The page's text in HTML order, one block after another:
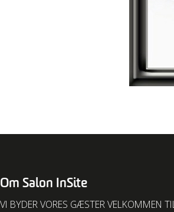
Om Salon InSite
VI BYDER VORES GÆSTER VELKOMMEN